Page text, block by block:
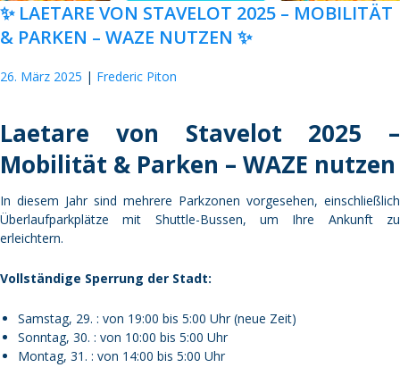
✨ LAETARE VON STAVELOT 2025 – MOBILITÄT
& PARKEN – WAZE NUTZEN ✨
26. März 2025 Frederic Piton
Laetare von Stavelot 2025 –
Mobilität & Parken – WAZE nutzen
In diesem Jahr sind mehrere Parkzonen vorgesehen, einschließlich
Überlaufparkplätze mit Shuttle-Bussen, um Ihre Ankunft zu
erleichtern.
Vollständige Sperrung der Stadt:
Samstag, 29. : von 19:00 bis 5:00 Uhr (neue Zeit)
Sonntag, 30. : von 10:00 bis 5:00 Uhr
Montag, 31. : von 14:00 bis 5:00 Uhr